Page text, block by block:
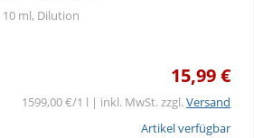
10 ml, Dilution
15,99 €
1599,00 €/1 l | inkl. MwSt. zzgl.Versand
Artikel verfügbar